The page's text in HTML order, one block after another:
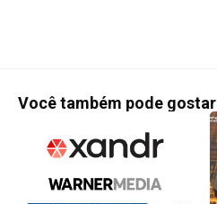
Você também pode gostar